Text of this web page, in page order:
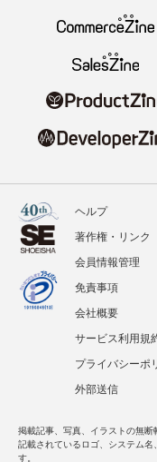
ヘルプ
著作権・リンク
会員情報管理
免責事項
会社概要
サービス利用規
プライバシーポ
外部送信
掲載記事、写真、イラストの無断
記載されているロゴ、システム
す。